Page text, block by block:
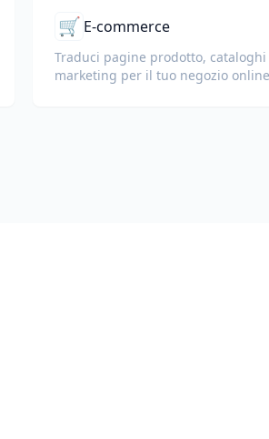
🛒 E-commerce
Traduci pagine prodotto,
marketing per il tuo negozio